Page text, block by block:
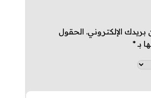
الإلكتروني. الحقول
بـ*